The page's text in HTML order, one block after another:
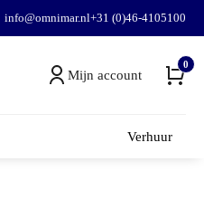
info@omnimar.nl+31 (0)46-4105100
Mijn account
0
Verhuur